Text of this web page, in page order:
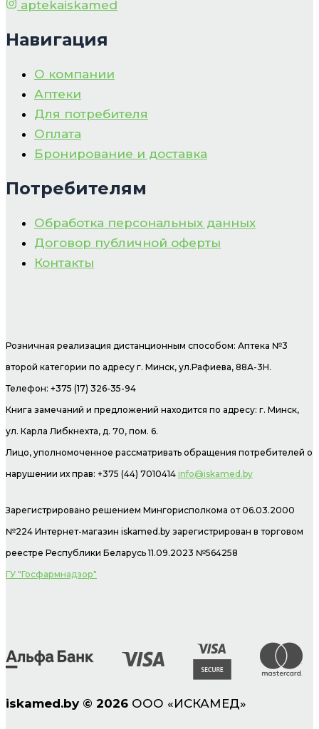
aptekaiskamed
Навигация
О компании
Аптеки
Для потребителя
Оплата
Бронирование и доставка
Потребителям
Обработка персональных данных
Договор публичной оферты
Контакты
Розничная реализация дистанционным способом: Аптека №3
второй категории по адресу г. Минск, ул.Рафиева, 88А-3Н.
Телефон: +375 (17) 326-35-94
Книга замечаний и предложений находится по адресу: г. Минск,
ул. Карла Либкнехта, д. 70, пом. 6.
Лицо, уполномоченное рассматривать обращения потребителей о
нарушении их прав: +375 (44) 7010414 info@iskamed.by
Зарегистрировано решением Мингорисполкома от 06.03.2000
№224 Интернет-магазин iskamed.by зарегистрирован в торговом
реестре Республики Беларусь 11.09.2023 №564258
ГУ "Госфармнадзор"
iskamed.by © 2026 ООО «ИСКАМЕД»